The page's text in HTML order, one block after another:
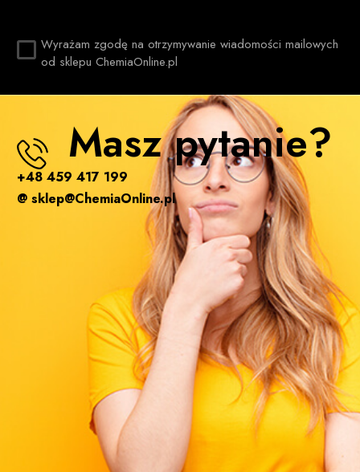
Wyrażam zgodę na otrzymywanie wiadomości mailowych
od sklepu ChemiaOnline.pl
Masz pytanie?
+48 459 417 199
@ sklep@ChemiaOnline.pl